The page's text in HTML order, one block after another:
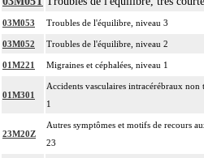
03M053 Troubles de l'équilibre, niveau 3
03M052 Troubles de l'équilibre, niveau 2
01M221 Migraines et céphalées, niveau 1
01M301
Accidents vasculaires intracérébraux non
1
23M20Z
Autres symptômes et motifs de recours
23